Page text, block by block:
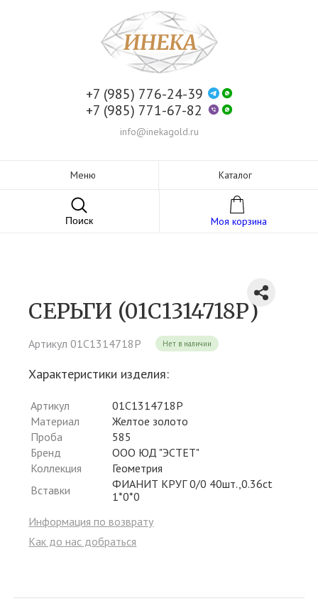
+7 (985) 776-24-39
+7 (985) 771-67-82
info@inekagold.ru
Меню Каталог
Поиск Моя корзина
СЕРЬГИ (01С1314718Р)
Артикул 01С1314718Р Нет в наличии
Характеристики изделия:
Артикул
01С1314718Р
Материал
Желтое золото
Проба
585
Бренд
ООО ЮД "ЭСТЕТ"
Коллекция
Геометрия
Вставки
ФИАНИТ КРУГ 0/0 40шт.,0.36ct
1*0*0
Информация по возврату
Как до нас добраться